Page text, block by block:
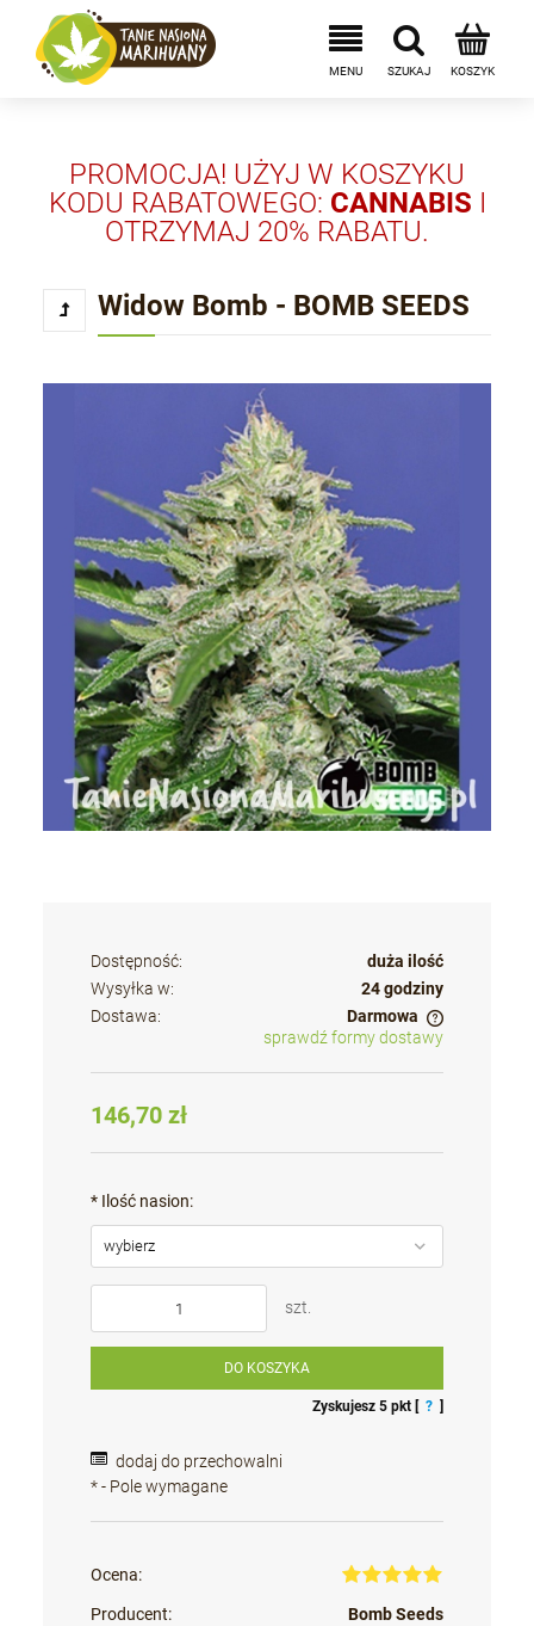
PROMOCJA! UŻYJ W KOSZYKU
KODU RABATOWEGO: CANNABIS I
OTRZYMAJ 20% RABATU.
Widow Bomb - BOMB SEEDS
Dostępność:
duża ilość
Wysyłka w:
24 godziny
Dostawa:
Darmowa
Cena nie zawiera ewentualnych kosztów płatności
sprawdź formy dostawy
146,70 zł
* Ilość nasion:
szt.
DO KOSZYKA
Zyskujesz 5pkt [ ? ]
dodaj do przechowalni
*- Pole wymagane
Ocena:
Producent:
Bomb Seeds